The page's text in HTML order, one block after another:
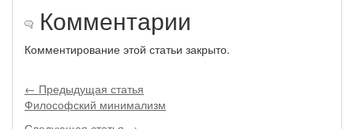
Комментарии
Комментирование этой статьи закрыто.
← Предыдущая статья
Философский минимализм